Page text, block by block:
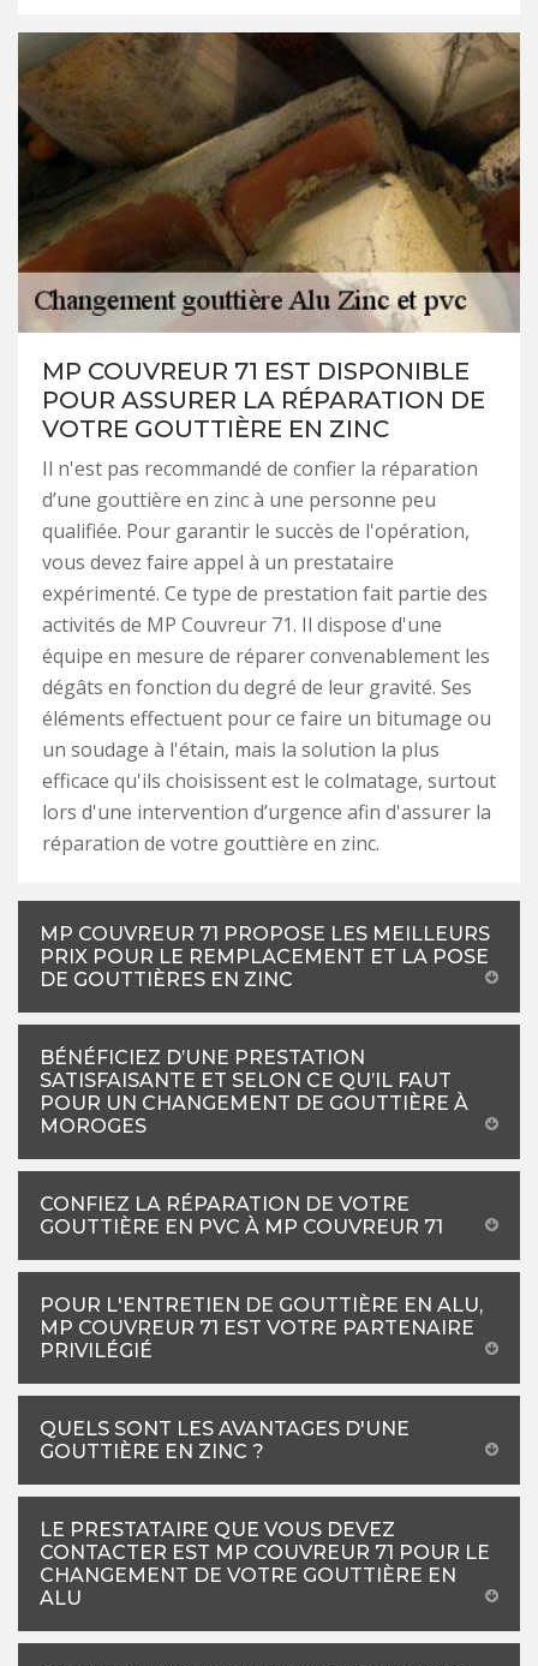
MP COUVREUR 71 EST DISPONIBLE
POUR ASSURER LA RÉPARATION DE
VOTRE GOUTTIÈRE EN ZINC
Il n'est pas recommandé de confier la réparation
d’une gouttière en zinc à une personne peu
qualifiée. Pour garantir le succès de l'opération,
vous devez faire appel à un prestataire
expérimenté. Ce type de prestation fait partie des
activités de MP Couvreur 71. Il dispose d'une
équipe en mesure de réparer convenablement les
dégâts en fonction du degré de leur gravité. Ses
éléments effectuent pour ce faire un bitumage ou
un soudage à l'étain, mais la solution la plus
efficace qu'ils choisissent est le colmatage, surtout
lors d'une intervention d’urgence afin d'assurer la
réparation de votre gouttière en zinc.
MP COUVREUR 71 PROPOSE LES MEILLEURS
PRIX POUR LE REMPLACEMENT ET LA POSE
DE GOUTTIÈRES EN ZINC
BÉNÉFICIEZ D’UNE PRESTATION
SATISFAISANTE ET SELON CE QU’IL FAUT
POUR UN CHANGEMENT DE GOUTTIÈRE À
MOROGES
CONFIEZ LA RÉPARATION DE VOTRE
GOUTTIÈRE EN PVC À MP COUVREUR 71
POUR L'ENTRETIEN DE GOUTTIÈRE EN ALU,
MP COUVREUR 71 EST VOTRE PARTENAIRE
PRIVILÉGIÉ
QUELS SONT LES AVANTAGES D'UNE
GOUTTIÈRE EN ZINC ?
LE PRESTATAIRE QUE VOUS DEVEZ
CONTACTER EST MP COUVREUR 71 POUR LE
CHANGEMENT DE VOTRE GOUTTIÈRE EN
ALU